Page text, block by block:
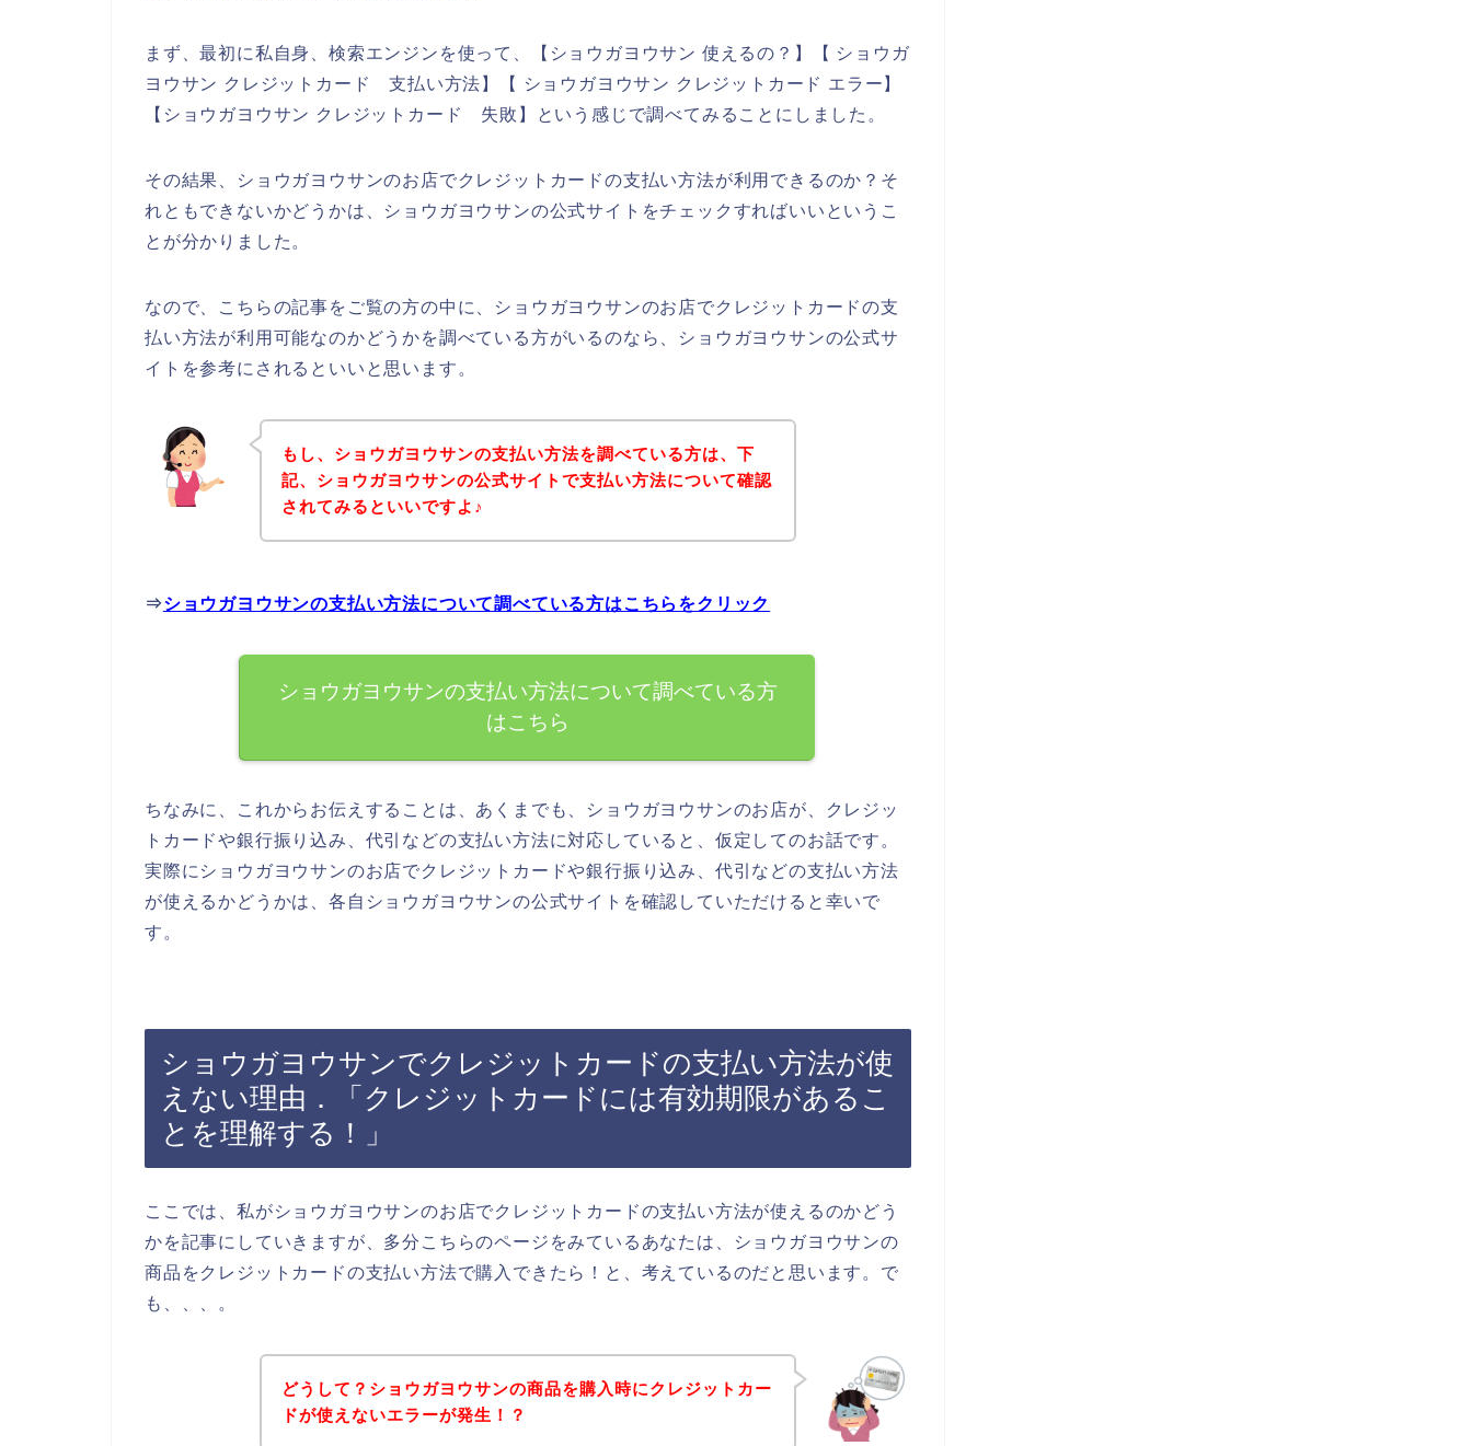
まず、最初に私自身、検索エンジンを使って、【ショウガヨウサン 使えるの？】【 ショウガ
ヨウサン クレジットカード 支払い方法】【 ショウガヨウサン クレジットカード エラー】
【ショウガヨウサン クレジットカード 失敗】という感じで調べてみることにしました。
その結果、ショウガヨウサンのお店でクレジットカードの支払い方法が利用できるのか？そ
れともできないかどうかは、ショウガヨウサンの公式サイトをチェックすればいいというこ
とが分かりました。
なので、こちらの記事をご覧の方の中に、ショウガヨウサンのお店でクレジットカードの支
払い方法が利用可能なのかどうかを調べている方がいるのなら、ショウガヨウサンの公式サ
イトを参考にされるといいと思います。
もし、ショウガヨウサンの支払い方法を調べている方は、下
記、ショウガヨウサンの公式サイトで支払い方法について確認
されてみるといいですよ♪
⇒ショウガヨウサンの支払い方法について調べている方はこちらをクリック
ショウガヨウサンの支払い方法について調べている方
はこちら
ちなみに、これからお伝えすることは、あくまでも、ショウガヨウサンのお店が、クレジッ
トカードや銀行振り込み、代引などの支払い方法に対応していると、仮定してのお話です。
実際にショウガヨウサンのお店でクレジットカードや銀行振り込み、代引などの支払い方法
が使えるかどうかは、各自ショウガヨウサンの公式サイトを確認していただけると幸いで
す。
ショウガヨウサンでクレジットカードの支払い方法が使
えない理由．「クレジットカードには有効期限があるこ
とを理解する！」
ここでは、私がショウガヨウサンのお店でクレジットカードの支払い方法が使えるのかどう
かを記事にしていきますが、多分こちらのページをみているあなたは、ショウガヨウサンの
商品をクレジットカードの支払い方法で購入できたら！と、考えているのだと思います。で
も、、、。
どうして？ショウガヨウサンの商品を購入時にクレジットカー
ドが使えないエラーが発生！？